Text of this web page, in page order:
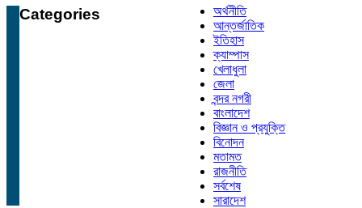
Categories
অর্থনীতি
আন্তর্জাতিক
ইতিহাস
ক্যাম্পাস
খেলাধুলা
জেলা
বন্দর নগরী
বাংলাদেশ
বিজ্ঞান ও প্রযুক্তি
বিনোদন
মতামত
রাজনীতি
সর্বশেষ
সারাদেশ